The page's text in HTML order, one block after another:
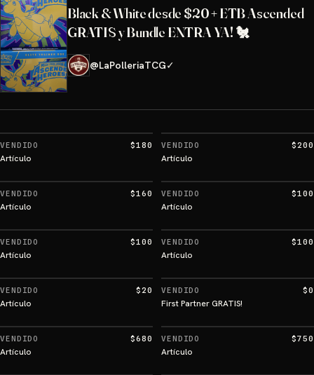
Black & White desde $20 + ETB Ascended
GRATIS y Bundle ENTRA YA! 🐔
@LaPolleriaTCG✓
VENDIDO $180
Artículo
VENDIDO $200
Artículo
VENDIDO $160
Artículo
VENDIDO $100
Artículo
VENDIDO $100
Artículo
VENDIDO $100
Artículo
VENDIDO $20
Artículo
VENDIDO $0
First Partner GRATIS!
VENDIDO $680
Artículo
VENDIDO $750
Artículo